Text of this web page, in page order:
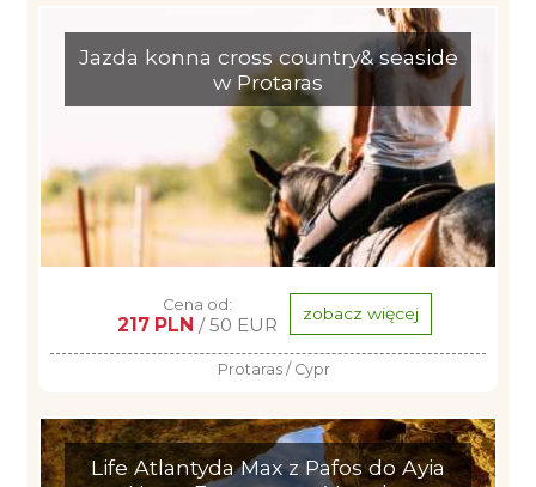
Jazda konna cross country& seaside
w Protaras
Cena od:
217 PLN / 50 EUR zobacz więcej
Protaras / Cypr
Life Atlantyda Max z Pafos do Ayia